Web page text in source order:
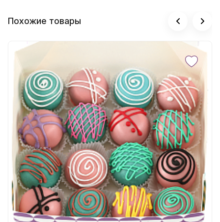
Похожие товары